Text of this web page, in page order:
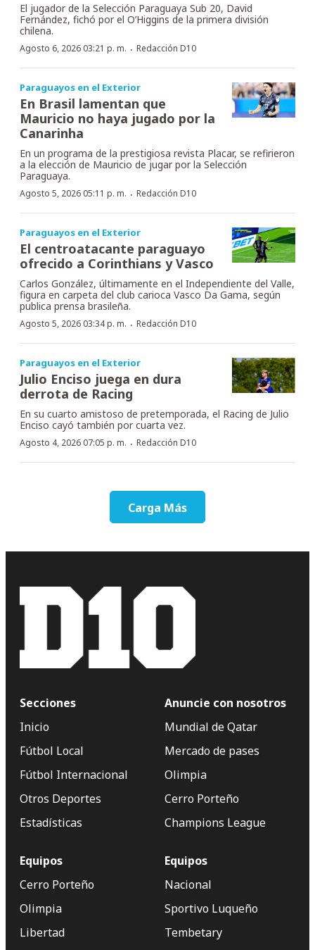
El jugador de la Selección Paraguaya Sub 20, David
Fernández, fichó por el O’Higgins de la primera división
chilena.
Agosto 6, 2026 03:21 p. m. · Redacción D10
Paraguayos en el Exterior
En Brasil lamentan que
Mauricio no haya jugado por la
Canarinha
En un programa de la prestigiosa revista Placar, se refirieron
a la elección de Mauricio de jugar por la Selección
Paraguaya.
Agosto 5, 2026 05:11 p. m. · Redacción D10
Paraguayos en el Exterior
El centroatacante paraguayo
ofrecido a Corinthians y Vasco
Carlos González, últimamente en el Independiente del Valle,
figura en carpeta del club carioca Vasco Da Gama, según
publica prensa brasileña.
Agosto 5, 2026 03:34 p. m. · Redacción D10
Paraguayos en el Exterior
Julio Enciso juega en dura
derrota de Racing
En su cuarto amistoso de pretemporada, el Racing de Julio
Enciso cayó también por cuarta vez.
Agosto 4, 2026 07:05 p. m. · Redacción D10
Carga Más
Secciones
Inicio
Fútbol Local
Fútbol Internacional
Otros Deportes
Estadísticas
Anuncie con nosotros
Mundial de Qatar
Mercado de pases
Olimpia
Cerro Porteño
Champions League
Equipos
Cerro Porteño
Olimpia
Libertad
Equipos
Nacional
Sportivo Luqueño
Tembetary